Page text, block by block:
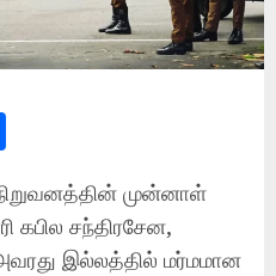
முன்னாள்
கபில சந்திரசேன,
இல்லத்தில் மர்மமான